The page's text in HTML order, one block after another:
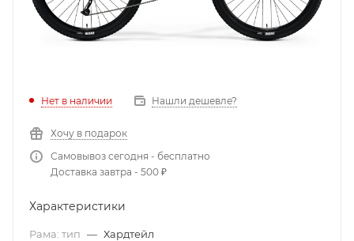
Нет в наличии Нашли дешевле?
Хочу в подарок
Самовывоз сегодня - бесплатно
Доставка завтра - 500 ₽
Характеристики
Рама: тип — Хардтейл